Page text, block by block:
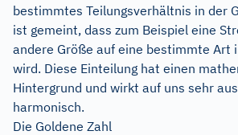
bestimmtes Teilungsverhältnis in der
ist gemeint, dass zum Beispiel eine
andere Größe auf eine bestimmte Art
wird. Diese Einteilung hat einen
Hintergrund und wirkt auf uns sehr
harmonisch.
Die Goldene Zahl